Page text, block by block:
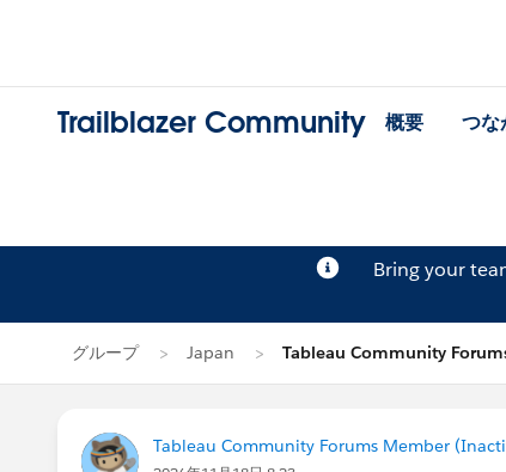
Trailblazer Community 概要 つな
Bring your
グループ Japan Tableau Community
Tableau Community Forums Member